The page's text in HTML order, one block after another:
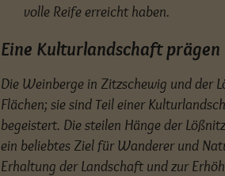
volle Reife erreicht haben.
Eine Kulturlandschaft prägen
Die Weinberge in Zitzschewig und der
Flächen; sie sind Teil einer
begeistert. Die steilen Hänge der
ein beliebtes Ziel für Wanderer und
Erhaltung der Landschaft und zur